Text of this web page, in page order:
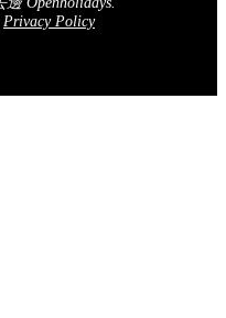
Privacy Policy